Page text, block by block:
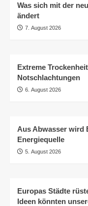
Was sich mit der
ändert
7. August 2026
Extreme
Notschlachtungen
6. August 2026
Aus Abwasser wird
Energiequelle
5. August 2026
Europas Städte
Ideen könnten